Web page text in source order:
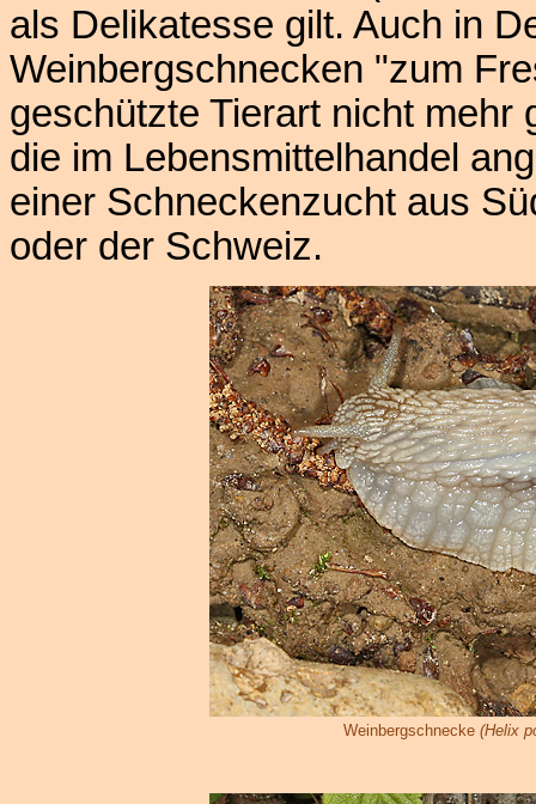
als Delikatesse gilt. Auch in
Weinbergschnecken "zum
geschützte Tierart nicht mehr
die im Lebensmittelhandel
einer Schneckenzucht aus
oder der Schweiz.
Weinbergschnecke (Helix